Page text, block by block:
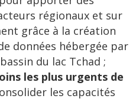
régionaux et sur
grâce à la création
données hébergée par
du lac Tchad ;
les plus urgents de
les capacités